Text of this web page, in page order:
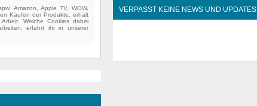
Amazon, Apple TV, WOW,
Käufen der Produkte, erhält
Welche Cookies dabei
erfahrt ihr in unserer
VERPASST KEINE NEWS UND UPDATES